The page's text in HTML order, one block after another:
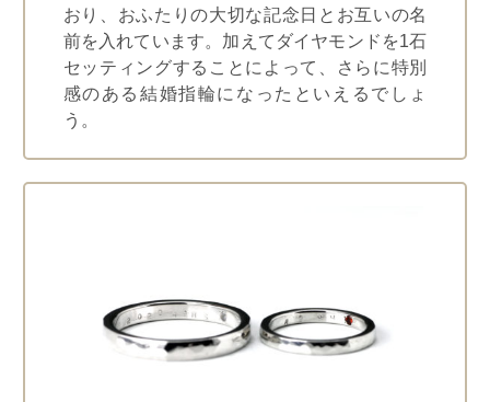
おり、おふたりの大切な記念日とお互いの名
前を入れています。加えてダイヤモンドを1石
セッティングすることによって、さらに特別
感のある結婚指輪になったといえるでしょ
う。